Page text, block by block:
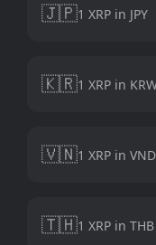
🇯🇵1 XRP in JPY
🇰🇷1 XRP in
🇻🇳1 XRP in VND
🇹🇭1 XRP in THB